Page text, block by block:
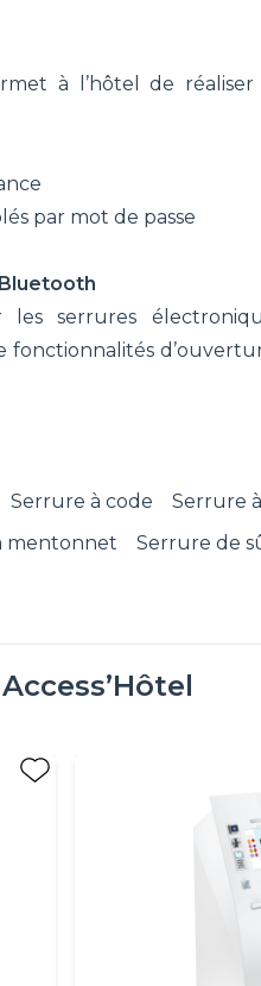
à l’hôtel de
par mot de passe
serrures
Serrure à code Serrure
mentonnet Serrure de
Access’Hôtel